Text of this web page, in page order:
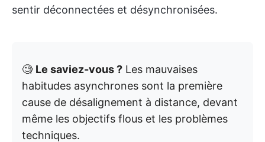
sentir déconnectées et désynchronisées.
🧐 Le saviez-vous ? Les mauvaises
habitudes asynchrones sont la première
cause de désalignement à distance, devant
même les objectifs flous et les problèmes
techniques.